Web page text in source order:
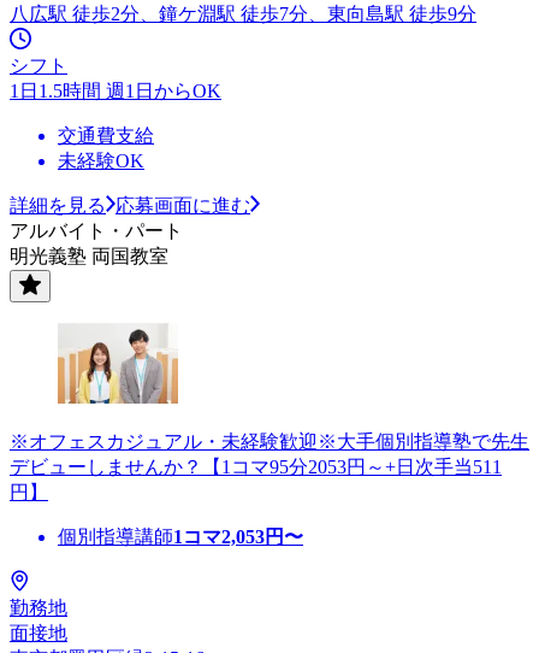
八広駅 徒歩2分、鐘ケ淵駅 徒歩7分、東向島駅 徒歩9分
シフト
1日1.5時間 週1日からOK
交通費支給
未経験OK
詳細を見る
応募画面に進む
アルバイト・パート
明光義塾 両国教室
※オフェスカジュアル・未経験歓迎※大手個別指導塾で先生
デビューしませんか？【1コマ95分2053円～+日次手当511
円】
個別指導講師1コマ2,053円〜
勤務地
面接地